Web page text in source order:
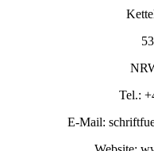
Tel.:
E-Mail: